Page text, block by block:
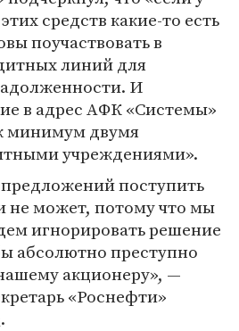
средств какие-то есть
поучаствовать в
линий для
И
в адрес АФК «Системы»
минимум двумя
учреждениями».
поступить
не может, потому что мы
игнорировать решение
абсолютно преступно
акционеру», —
«Роснефти»
.